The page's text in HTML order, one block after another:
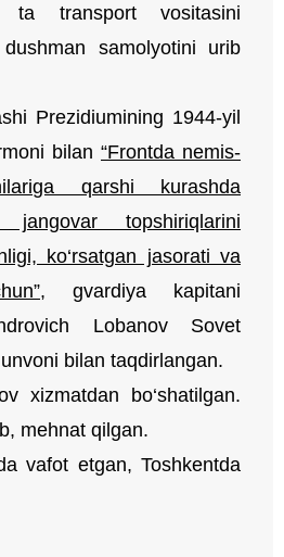
ta transport vositasini
samolyotini urib
Prezidiumining 1944-yil
bilan “Frontda nemis-
qarshi kurashda
jangovar topshiriqlarini
ko‘rsatgan jasorati va
, gvardiya kapitani
Lobanov Sovet
bilan taqdirlangan.
xizmatdan bo‘shatilgan.
mehnat qilgan.
vafot etgan, Toshkentda